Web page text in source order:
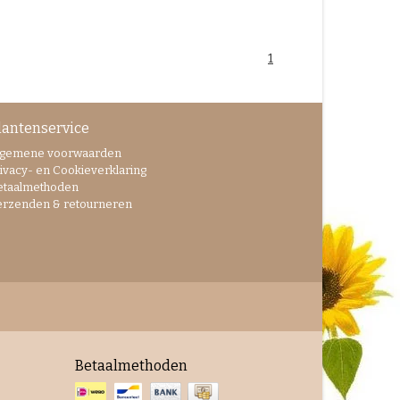
1
voorwaarden
en Cookieverklaring
& retourneren
Betaalmethoden